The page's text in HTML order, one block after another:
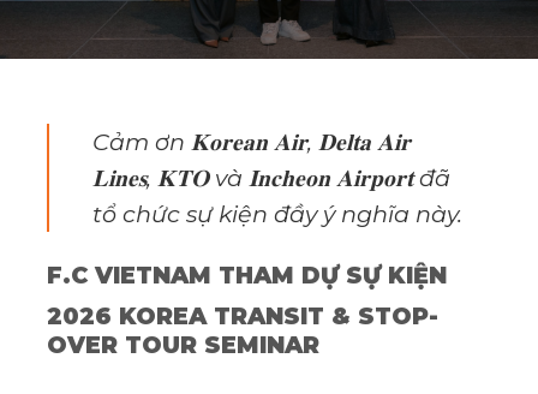
Cảm ơn 𝐊𝐨𝐫𝐞𝐚𝐧 𝐀𝐢𝐫, 𝐃𝐞𝐥𝐭𝐚 𝐀𝐢𝐫
𝐋𝐢𝐧𝐞𝐬, 𝐊𝐓𝐎 và 𝐈𝐧𝐜𝐡𝐞𝐨𝐧 𝐀𝐢𝐫𝐩𝐨𝐫𝐭 đã
tổ chức sự kiện đầy ý nghĩa này.
F.C VIETNAM THAM DỰ SỰ KIỆN
2026 KOREA TRANSIT & STOP-
OVER TOUR SEMINAR